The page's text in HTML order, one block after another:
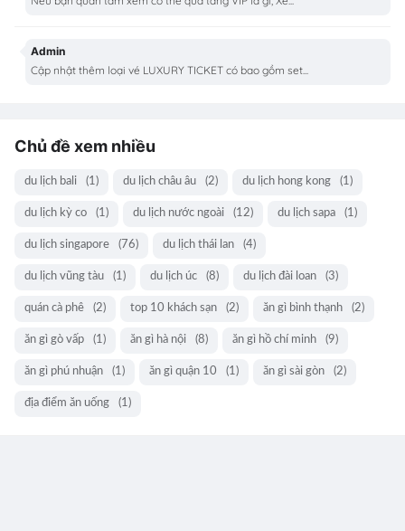
Admin
Cập nhật thêm loại vé LUXURY TICKET có bao gồm set...
Chủ đề xem nhiều
du lịch bali (1) du lịch châu âu (2) du lịch hong kong (1)
du lịch kỳ co (1) du lịch nước ngoài (12) du lịch sapa (1)
du lịch singapore (76) du lịch thái lan (4)
du lịch vũng tàu (1) du lịch úc (8) du lịch đài loan (3)
quán cà phê (2) top 10 khách sạn (2) ăn gì bình thạnh (2)
ăn gì gò vấp (1) ăn gì hà nội (8) ăn gì hồ chí minh (9)
ăn gì phú nhuận (1) ăn gì quận 10 (1) ăn gì sài gòn (2)
địa điểm ăn uống (1)